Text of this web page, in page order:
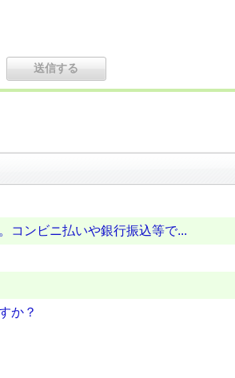
コンビニ払いや銀行振込等で...
か？